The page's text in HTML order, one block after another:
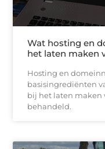
Wat hosting en
het laten maken
Hosting en
basisingrediënten
bij het laten maken
behandeld.